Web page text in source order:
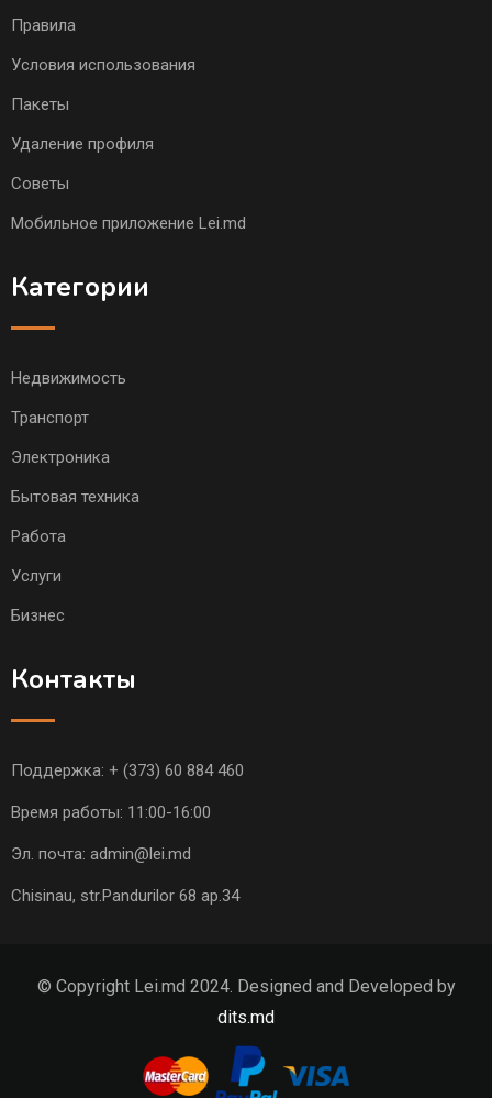
Правила
Условия использования
Пакеты
Удаление профиля
Советы
Мобильное приложение Lei.md
Категории
Недвижимость
Транспорт
Электроника
Бытовая техника
Работа
Услуги
Бизнес
Контакты
Поддержка: + (373) 60 884 460
Время работы: 11:00-16:00
Эл. почта: admin@lei.md
Chisinau, str.Pandurilor 68 ap.34
© Copyright Lei.md 2024. Designed and Developed by
dits.md